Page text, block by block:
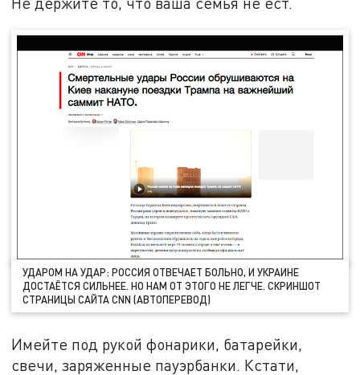
УДАРОМ НА УДАР: РОССИЯ ОТВЕЧАЕТ БОЛЬНО, И УКРАИНЕ
ДОСТАЁТСЯ СИЛЬНЕЕ. НО НАМ ОТ ЭТОГО НЕ ЛЕГЧЕ. СКРИНШОТ
СТРАНИЦЫ САЙТА CNN (АВТОПЕРЕВОД)
Имейте под рукой фонарики, батарейки,
свечи, заряженные пауэрбанки. Кстати,